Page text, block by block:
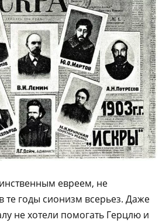
евреем, не
годы сионизм всерьез. Даже
не хотели помогать Герцлю и